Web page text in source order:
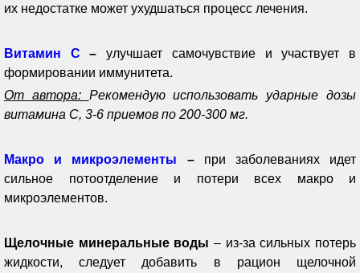
их недостатке может ухудшаться процесс лечения.
Витамин С –улучшает самочувствие и участвует в
формировании иммунитета.
От автора: Рекомендую использовать ударные дозы
витамина С, 3-6 приемов по 200-300 мг.
Макро и микроэлементы – при заболеваниях идет
сильное потоотделение и потери всех макро и
микроэлементов.
Щелочные минеральные воды – из-за сильных потерь
жидкости, следует добавить в рацион щелочной